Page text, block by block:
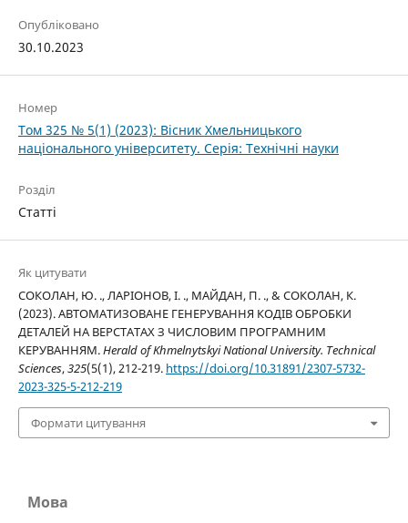
Опубліковано
30.10.2023
Номер
Том 325 № 5(1) (2023): Вісник Хмельницького
національного університету. Серія: Технічні науки
Розділ
Статті
Як цитувати
СОКОЛАН, Ю. ., ЛАРІОНОВ, І. ., МАЙДАН, П. ., & СОКОЛАН, К.
(2023). АВТОМАТИЗОВАНЕ ГЕНЕРУВАННЯ КОДІВ ОБРОБКИ
ДЕТАЛЕЙ НА ВЕРСТАТАХ З ЧИСЛОВИМ ПРОГРАМНИМ
КЕРУВАННЯМ.Herald of Khmelnytskyi National University. Technical
Sciences,325(5(1), 212-219. https://doi.org/10.31891/2307-5732-
2023-325-5-212-219
Формати цитування
Мова